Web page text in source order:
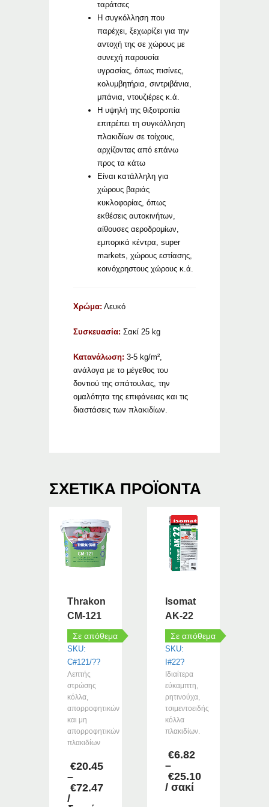
ταράτσες
Η συγκόλληση που
παρέχει, ξεχωρίζει για την
αντοχή της σε χώρους με
συνεχή παρουσία
υγρασίας, όπως πισίνες,
κολυμβητήρια, σιντριβάνια,
μπάνια, ντουζιέρες κ.ά.
Η υψηλή της θιξοτροπία
επιτρέπει τη συγκόλληση
πλακιδίων σε τοίχους,
αρχίζοντας από επάνω
προς τα κάτω
Είναι κατάλληλη για
χώρους βαριάς
κυκλοφορίας, όπως
εκθέσεις αυτοκινήτων,
αίθουσες αεροδρομίων,
εμπορικά κέντρα, super
markets, χώρους εστίασης,
κοινόχρηστους χώρους κ.ά.
Χρώμα: Λευκό
Συσκευασία: Σακί 25 kg
Κατανάλωση: 3-5 kg/m²,
ανάλογα με το μέγεθος τoυ
δοντιού της σπάτουλας, την
ομαλότητα της επιφάνειας και τις
διαστάσεις των πλακιδίων.
ΣΧΕΤΙΚΆ ΠΡΟΪΌΝΤΑ
Thrakon
CM-121
Σε απόθεμα
SKU:
C#121/??
Λεπτής
στρώσης
κόλλα,
απορροφητικών
και μη
απορροφητικών
πλακιδίων
€20.45
–
€72.47
Price
/
Isomat
AK-22
Σε απόθεμα
SKU:
I#22?
Ιδιαίτερα
εύκαμπτη,
ρητινούχα,
τσιμεντοειδής
κόλλα
πλακιδίων.
€6.82
–
€25.10
Price
/ σακί